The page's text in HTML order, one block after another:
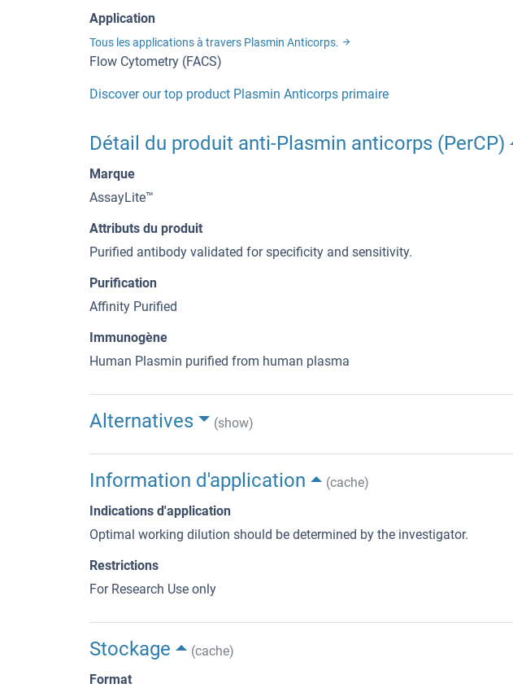
Application
Tous les applications à travers Plasmin Anticorps.
Flow Cytometry (FACS)
Discover our top product Plasmin Anticorps primaire
Détail du produit anti-Plasmin anticorps (PerCP)
Marque
AssayLite™
Attributs du produit
Purified antibody validated for specificity and sensitivity.
Purification
Affinity Purified
Immunogène
Human Plasmin purified from human plasma
Alternatives (show)
Information d'application
(cache)
Indications d'application
Optimal working dilution should be determined by the investigator.
Restrictions
For Research Use only
Stockage
(cache)
Format